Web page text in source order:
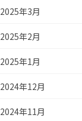
2025年3月
2025年2月
2025年1月
2024年12月
2024年11月